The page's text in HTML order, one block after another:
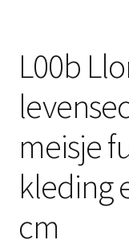
L00b
meisje
kleding
cm